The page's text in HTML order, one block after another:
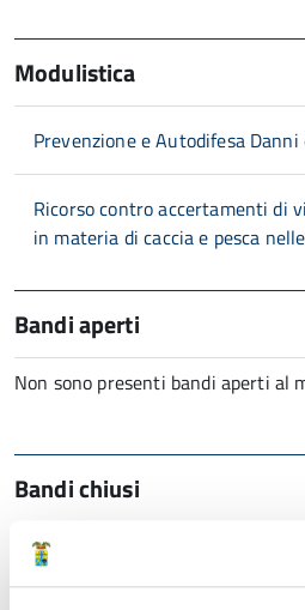
Modulistica
Prevenzione e Autodifesa
Ricorso contro accertamenti di
in materia di caccia e pesca
Bandi aperti
Non sono presenti bandi aperti al
Bandi chiusi
Avviso pubblico finalizzato alla
per la Vigilanza Ittico-Venatoria